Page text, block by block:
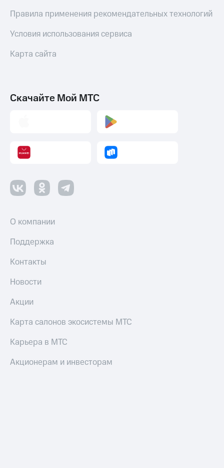
Правила применения рекомендательных технологий
Условия использования сервиса
Карта сайта
Скачайте Мой МТС
О компании
Поддержка
Контакты
Новости
Акции
Карта салонов экосистемы МТС
Карьера в МТС
Акционерам и инвесторам